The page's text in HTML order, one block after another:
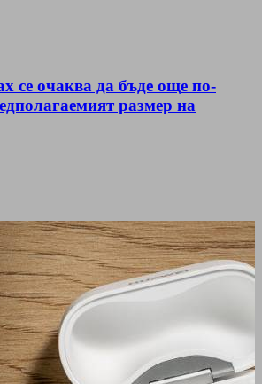
се очаква да бъде още по-
размер на